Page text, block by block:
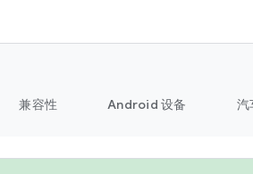
兼容性 Android 设备 汽